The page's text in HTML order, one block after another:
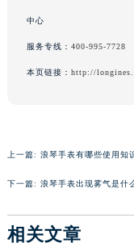
中心
服务专线： 400-995-7728
本页链接： http://
上一篇: 浪琴手表有哪些使用知
下一篇: 浪琴手表出现雾气是什
相关文章